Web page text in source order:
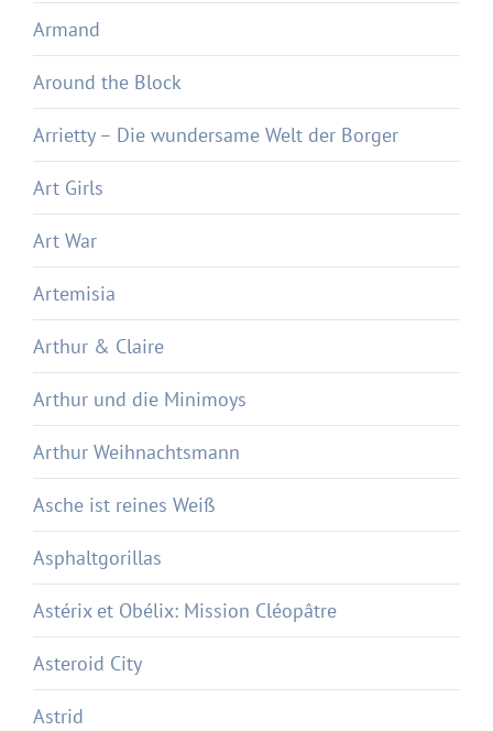
Armand
Around the Block
Arrietty – Die wundersame Welt der Borger
Art Girls
Art War
Artemisia
Arthur & Claire
Arthur und die Minimoys
Arthur Weihnachtsmann
Asche ist reines Weiß
Asphaltgorillas
Astérix et Obélix: Mission Cléopâtre
Asteroid City
Astrid